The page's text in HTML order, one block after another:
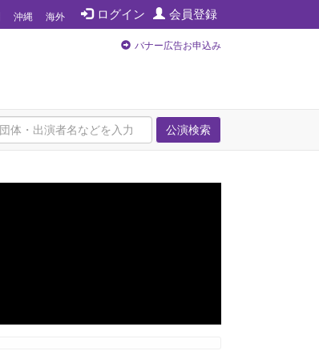
ログイン 会員登録
沖縄 海外
バナー広告お申込み
公演検索